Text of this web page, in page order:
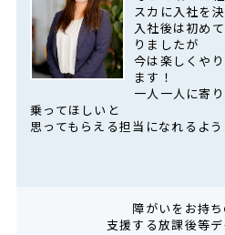
スカに入社を決
入社後は初め
りましたが
今は楽しくや
ます！
一人一人に寄
乗ってほしいと
思ってもらえる担当になれるよ
障がいをお持
支援する放課後等